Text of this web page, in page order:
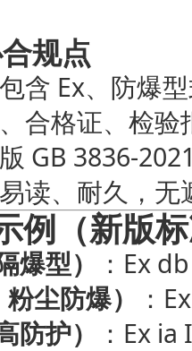
规点
包含 Ex、防爆
、合格证、检
版 GB 3836-
读、耐久，无
例（新版
爆型）
：Ex
尘防爆）
：
防护）
：Ex